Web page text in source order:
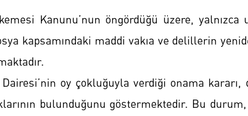
Kanunu’nun öngördüğü üzere,
kapsamındaki maddi vakıa ve delillerin
oy çokluğuyla verdiği onama
bulunduğunu göstermektedir. Bu